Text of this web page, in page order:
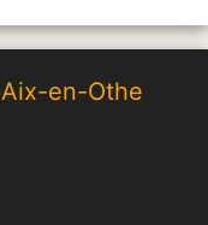
en-Othe